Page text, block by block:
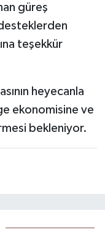
güreş
teşekkür
heyecanla
ekonomisine ve
bekleniyor.